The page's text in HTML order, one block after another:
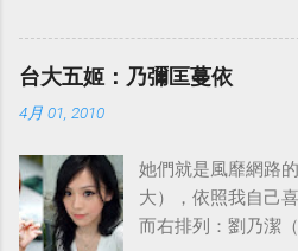
到傷心，希望外界
台大五姬：乃彌匡蔓依
4月 01, 2010
她們就是風靡網路
大），依照我自己
而右排列：劉乃潔